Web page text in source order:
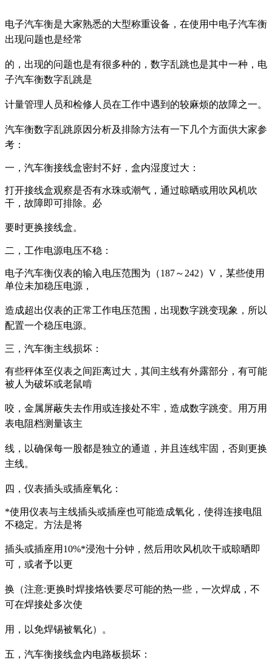
电子汽车衡是大家熟悉的大型称重设备，在使用中电子汽车衡
出现问题也是经常
的，出现的问题也是有很多种的，数字乱跳也是其中一种，电
子汽车衡数字乱跳是
计量管理人员和检修人员在工作中遇到的较麻烦的故障之一。
汽车衡数字乱跳原因分析及排除方法有一下几个方面供大家参
考：
一，汽车衡接线盒密封不好，盒内湿度过大：
打开接线盒观察是否有水珠或潮气，通过晾晒或用吹风机吹
干，故障即可排除。必
要时更换接线盒。
二，工作电源电压不稳：
电子汽车衡仪表的输入电压范围为（187～242）V，某些使用
单位未加稳压电源，
造成超出仪表的正常工作电压范围，出现数字跳变现象，所以
配置一个稳压电源。
三，汽车衡主线损坏：
有些秤体至仪表之间距离过大，其间主线有外露部分，有可能
被人为破坏或老鼠啃
咬，金属屏蔽失去作用或连接处不牢，造成数字跳变。用万用
表电阻档测量该主
线，以确保每一股都是独立的通道，并且连线牢固，否则更换
主线。
四，仪表插头或插座氧化：
*使用仪表与主线插头或插座也可能造成氧化，使得连接电阻
不稳定。方法是将
插头或插座用10%*浸泡十分钟，然后用吹风机吹干或晾晒即
可，或者予以更
换（注意:更换时焊接烙铁要尽可能的热一些，一次焊成，不
可在焊接处多次使
用，以免焊锡被氧化）。
五，汽车衡接线盒内电路板损坏：